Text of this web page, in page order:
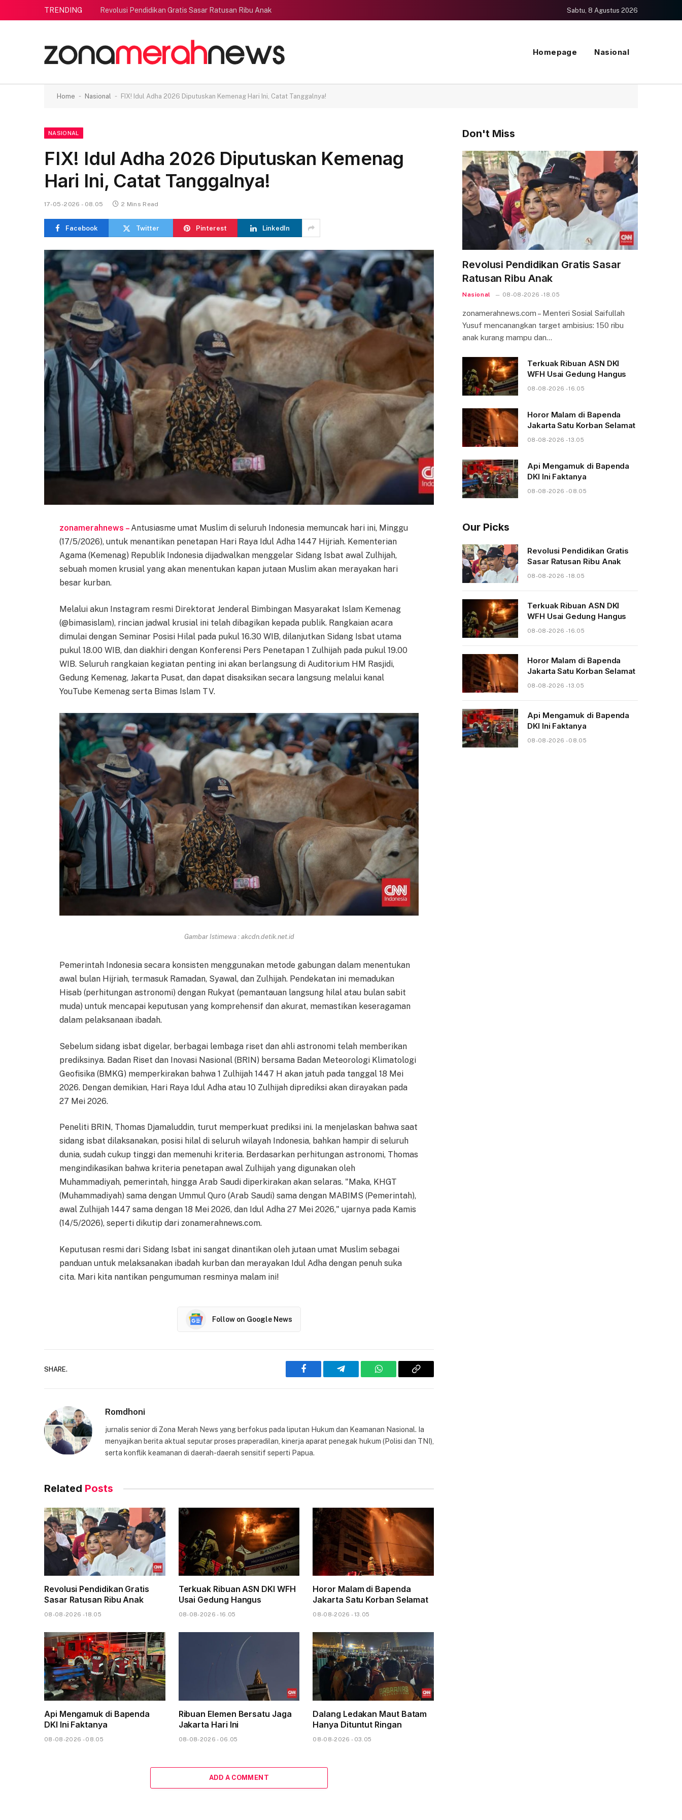
TRENDING Revolusi Pendidikan Gratis Sasar Ratusan Ribu Anak Sabtu, 8 Agustus 2026
Homepage Nasional
Home - Nasional - FIX! Idul Adha 2026 Diputuskan Kemenag Hari Ini, Catat Tanggalnya!
NASIONAL
FIX! Idul Adha 2026 Diputuskan Kemenag
Hari Ini, Catat Tanggalnya!
17-05-2026 - 08.05 2 Mins Read
Facebook Twitter Pinterest LinkedIn
zonamerahnews –Antusiasme umat Muslim di seluruh Indonesia memuncak hari ini, Minggu
(17/5/2026), untuk menantikan penetapan Hari Raya Idul Adha 1447 Hijriah. Kementerian
Agama (Kemenag) Republik Indonesia dijadwalkan menggelar Sidang Isbat awal Zulhijah,
sebuah momen krusial yang akan menentukan kapan jutaan Muslim akan merayakan hari
besar kurban.
Melalui akun Instagram resmi Direktorat Jenderal Bimbingan Masyarakat Islam Kemenag
(@bimasislam), rincian jadwal krusial ini telah dibagikan kepada publik. Rangkaian acara
dimulai dengan Seminar Posisi Hilal pada pukul 16.30 WIB, dilanjutkan Sidang Isbat utama
pukul 18.00 WIB, dan diakhiri dengan Konferensi Pers Penetapan 1 Zulhijah pada pukul 19.00
WIB. Seluruh rangkaian kegiatan penting ini akan berlangsung di Auditorium HM Rasjidi,
Gedung Kemenag, Jakarta Pusat, dan dapat disaksikan secara langsung melalui kanal
YouTube Kemenag serta Bimas Islam TV.
Gambar Istimewa : akcdn.detik.net.id
Pemerintah Indonesia secara konsisten menggunakan metode gabungan dalam menentukan
awal bulan Hijriah, termasuk Ramadan, Syawal, dan Zulhijah. Pendekatan ini memadukan
Hisab (perhitungan astronomi) dengan Rukyat (pemantauan langsung hilal atau bulan sabit
muda) untuk mencapai keputusan yang komprehensif dan akurat, memastikan keseragaman
dalam pelaksanaan ibadah.
Sebelum sidang isbat digelar, berbagai lembaga riset dan ahli astronomi telah memberikan
prediksinya. Badan Riset dan Inovasi Nasional (BRIN) bersama Badan Meteorologi Klimatologi
Geofisika (BMKG) memperkirakan bahwa 1 Zulhijah 1447 H akan jatuh pada tanggal 18 Mei
2026. Dengan demikian, Hari Raya Idul Adha atau 10 Zulhijah diprediksi akan dirayakan pada
27 Mei 2026.
Peneliti BRIN, Thomas Djamaluddin, turut memperkuat prediksi ini. Ia menjelaskan bahwa saat
sidang isbat dilaksanakan, posisi hilal di seluruh wilayah Indonesia, bahkan hampir di seluruh
dunia, sudah cukup tinggi dan memenuhi kriteria. Berdasarkan perhitungan astronomi, Thomas
mengindikasikan bahwa kriteria penetapan awal Zulhijah yang digunakan oleh
Muhammadiyah, pemerintah, hingga Arab Saudi diperkirakan akan selaras. "Maka, KHGT
(Muhammadiyah) sama dengan Ummul Quro (Arab Saudi) sama dengan MABIMS (Pemerintah),
awal Zulhijah 1447 sama dengan 18 Mei 2026, dan Idul Adha 27 Mei 2026," ujarnya pada Kamis
(14/5/2026), seperti dikutip dari zonamerahnews.com.
Keputusan resmi dari Sidang Isbat ini sangat dinantikan oleh jutaan umat Muslim sebagai
panduan untuk melaksanakan ibadah kurban dan merayakan Idul Adha dengan penuh suka
cita. Mari kita nantikan pengumuman resminya malam ini!
Follow on Google News
SHARE.
Facebook Telegram WhatsAppCopy
Romdhoni
jurnalis senior di Zona Merah News yang berfokus pada liputan Hukum dan Keamanan Nasional. Ia
menyajikan berita aktual seputar proses praperadilan, kinerja aparat penegak hukum (Polisi dan TNI),
serta konflik keamanan di daerah-daerah sensitif seperti Papua.
Related Posts
Revolusi Pendidikan Gratis
Sasar Ratusan Ribu Anak
08-08-2026 - 18.05
Terkuak Ribuan ASN DKI WFH
Usai Gedung Hangus
08-08-2026 - 16.05
Horor Malam di Bapenda
Jakarta Satu Korban Selamat
08-08-2026 - 13.05
Api Mengamuk di Bapenda
DKI Ini Faktanya
08-08-2026 - 08.05
Ribuan Elemen Bersatu Jaga
Jakarta Hari Ini
08-08-2026 - 06.05
Dalang Ledakan Maut Batam
Hanya Dituntut Ringan
08-08-2026 - 03.05
ADD A COMMENT
Don't Miss
Revolusi Pendidikan Gratis Sasar
Ratusan Ribu Anak
Nasional 08-08-2026 - 18.05
zonamerahnews.com – Menteri Sosial Saifullah
Yusuf mencanangkan target ambisius: 150 ribu
anak kurang mampu dan…
Terkuak Ribuan ASN DKI
WFH Usai Gedung Hangus
08-08-2026 - 16.05
Horor Malam di Bapenda
Jakarta Satu Korban Selamat
08-08-2026 - 13.05
Api Mengamuk di Bapenda
DKI Ini Faktanya
08-08-2026 - 08.05
Our Picks
Revolusi Pendidikan Gratis
Sasar Ratusan Ribu Anak
08-08-2026 - 18.05
Terkuak Ribuan ASN DKI
WFH Usai Gedung Hangus
08-08-2026 - 16.05
Horor Malam di Bapenda
Jakarta Satu Korban Selamat
08-08-2026 - 13.05
Api Mengamuk di Bapenda
DKI Ini Faktanya
08-08-2026 - 08.05